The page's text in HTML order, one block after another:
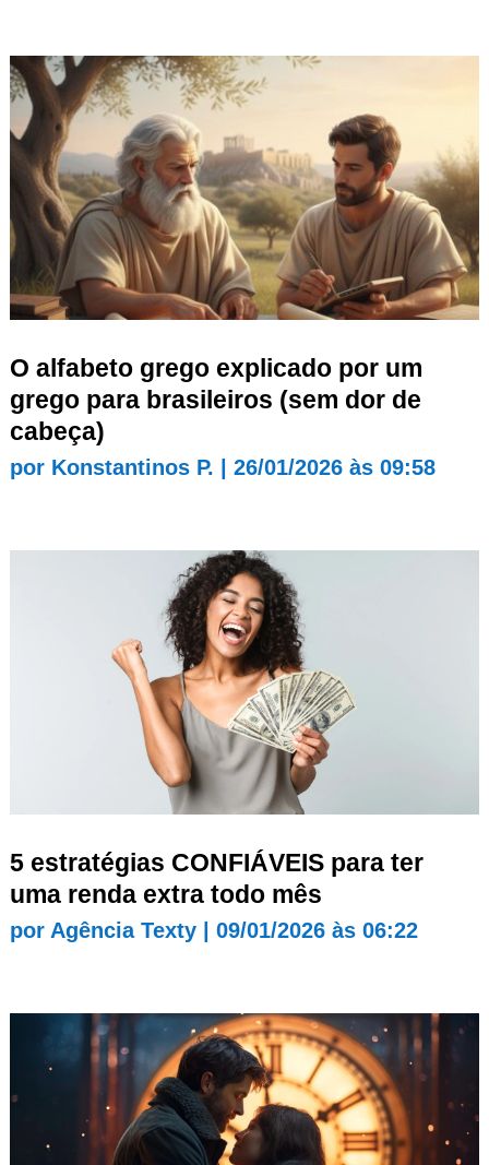
O alfabeto grego explicado por um
grego para brasileiros (sem dor de
cabeça)
por Konstantinos P. 26/01/2026 às 09:58
5 estratégias CONFIÁVEIS para ter
uma renda extra todo mês
por Agência Texty| 09/01/2026 às 06:22